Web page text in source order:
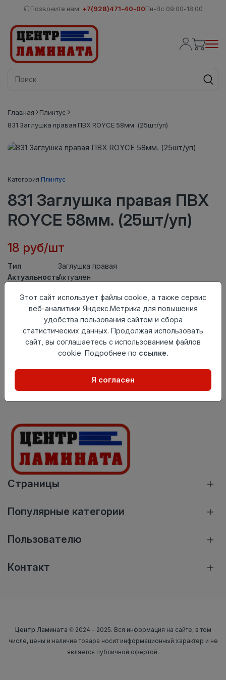
Позвоните нам: +7(928)471-40-00Пн-Вс 09:00-18:00
Главная
Плинтус
831 Заглушка правая ПВХ ROYCE 58мм. (25шт/уп)
Категория:Плинтус
831 Заглушка правая ПВХ
ROYCE 58мм. (25шт/уп)
18 руб/шт
Тип
Заглушка правая
АктуальностьАктуален
Осталось212 шт
Добавить в корзину
Внимание! Внешний вид товара может отличаться от
представленного на настоящем сайте. Проверяйте
в момент приобретения товара.
Страницы
Популярные категории
Пользователю
Контакт
Центр Ламината © 2024 - 2025. Вся информация на сайте, в том
числе, цены и наличие товара носит информационный характер и не
является публичной офертой.
Этот сайт использует файлы cookie, а также сервис
веб-аналитики Яндекс.Метрика для повышения
удобства пользования сайтом и сбора
статистических данных. Продолжая использовать
сайт, вы соглашаетесь с использованием файлов
cookie. Подробнее по ссылке.
Я согласен